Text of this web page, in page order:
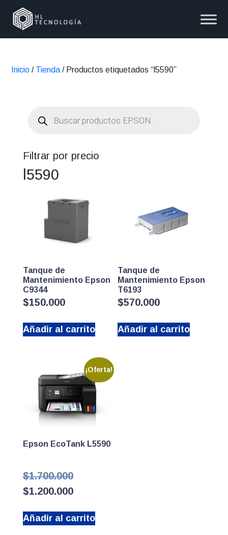
Inicio / Tienda / Productos etiquetados “l5590”
productos
Filtrar por precio
l5590
Tanque de
Mantenimiento Epson
C9344
$150.000
Añadir al carrito
Tanque de
Mantenimiento Epson
T6193
$570.000
Añadir al carrito
¡Oferta!
Epson EcoTank L5590
$1.700.000El
original
$1.700.000.
$1.200.000El
es:
Añadir al carrito